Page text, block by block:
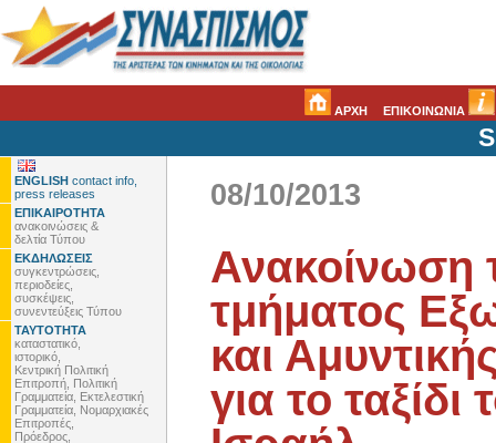
ΑΡΧΗ ΕΠΙΚΟΙΝΩΝΙΑ
ENGLISH contact info,
press releases
ΕΠΙΚΑΙΡΟΤΗΤΑ
ανακοινώσεις &
δελτία Τύπου
ΕΚΔΗΛΩΣΕΙΣ
συγκεντρώσεις,
περιοδείες,
συσκέψεις,
συνεντεύξεις Τύπου
ΤΑΥΤΟΤΗΤΑ
καταστατικό,
ιστορικό,
Κεντρική Πολιτική
Επιτροπή, Πολιτική
Γραμματεία, Εκτελεστική
Γραμματεία, Νομαρχιακές
Επιτροπές,
Πρόεδρος,
08/10/2013
Ανακοίνωση
τμήματος
και
για το